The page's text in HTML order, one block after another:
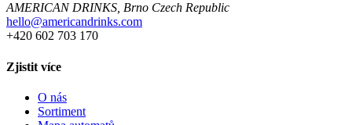
AMERICAN DRINKS, Brno Czech Republic
hello@americandrinks.com
+420 602 703 170
Zjistit více
O nás
Sortiment